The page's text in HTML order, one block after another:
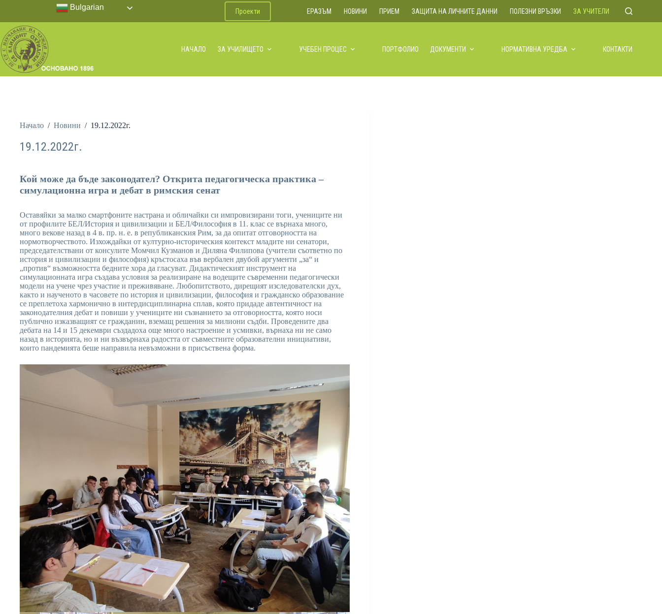
Проекти ЕРАЗЪМ НОВИНИ ПРИЕМ ЗАЩИТА НА ЛИЧНИТЕ ДАННИ ПОЛЕЗНИ ВРЪЗКИ ЗА УЧИТЕЛИ
НАЧАЛО ЗА УЧИЛИЩЕТО УЧЕБЕН ПРОЦЕС ПОРТФОЛИО ДОКУМЕНТИ НОРМАТИВНА УРЕДБА КОНТАКТИ
Начало / Новини / 19.12.2022г.
19.12.2022г.
Кой може да бъде законодател? Открита педагогическа практика –
симулационна игра и дебат в римския сенат
Оставяйки за малко смартфоните настрана и обличайки си импровизирани тоги, учениците ни
от профилите БЕЛ/История и цивилизации и БЕЛ/Философия в 11. клас се върнаха много,
много векове назад в 4 в. пр. н. е. в републиканския Рим, за да опитат отговорността на
нормотворчеството. Изхождайки от културно-историческия контекст младите ни сенатори,
председателствани от консулите Момчил Кузманов и Диляна Филипова (учители съответно по
история и цивилизации и философия) кръстосаха във вербален двубой аргументи „за“ и
„против“ възможността бедните хора да гласуват. Дидактическият инструмент на
симулационната игра създава условия за реализиране на водещите съвременни педагогически
модели на учене чрез участие и преживяване. Любопитството, дирещият изследователски дух,
както и наученото в часовете по история и цивилизации, философия и гражданско образование
се преплетоха хармонично в интердисциплинарна сплав, която придаде автентичност на
законодателния дебат и повиши у учениците ни съзнанието за отговорността, която носи
публично изказващият се гражданин, вземащ решения за милиони съдби. Проведените два
дебата на 14 и 15 декември създадоха още много настроение и усмивки, върнаха ни не само
назад в историята, но и ни възвърнаха радостта от съвместните образователни инициативи,
които пандемията беше направила невъзможни в присъствена форма.
Bulgarian